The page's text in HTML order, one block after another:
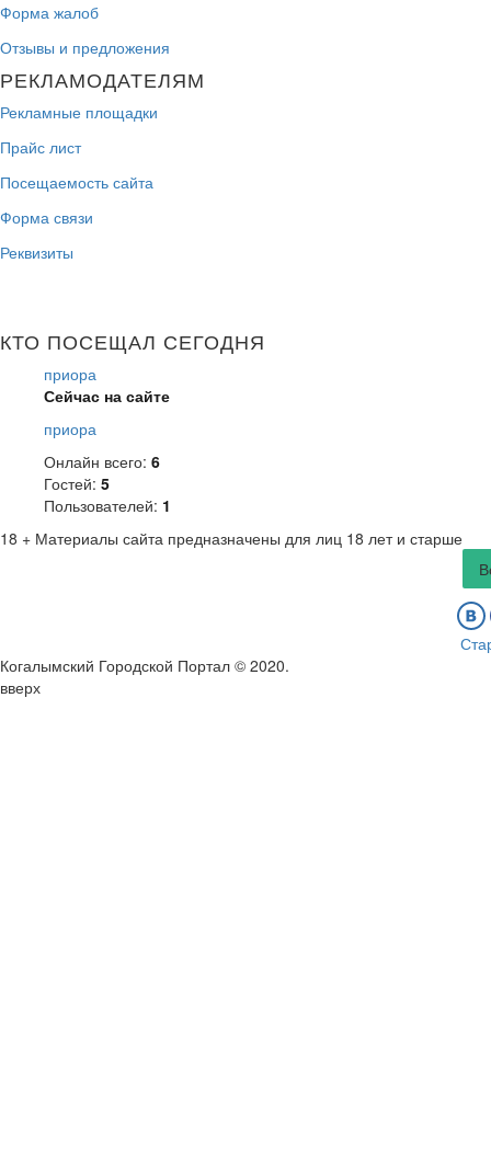
Форма жалоб
Отзывы и предложения
РЕКЛАМОДАТЕЛЯМ
Рекламные площадки
Прайс лист
Посещаемость сайта
Форма связи
Реквизиты
КТО ПОСЕЩАЛ СЕГОДНЯ
приора
Сейчас на сайте
приора
Онлайн всего: 6
Гостей: 5
Пользователей: 1
18 + Материалы сайта предназначены для лиц 18 лет и старше
Когалымский Городской Портал © 2020.
вверх